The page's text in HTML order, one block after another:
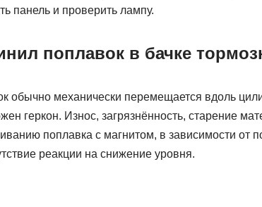
панель и проверить лампу.
поплавок в бачке
обычно механически перемещается вдоль
геркон. Износ, загрязнённость, старение
поплавка с магнитом, в зависимости от
реакции на снижение уровня.